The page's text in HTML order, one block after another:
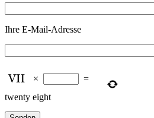
Ihre E-Mail-Adresse
×
=
twenty eight